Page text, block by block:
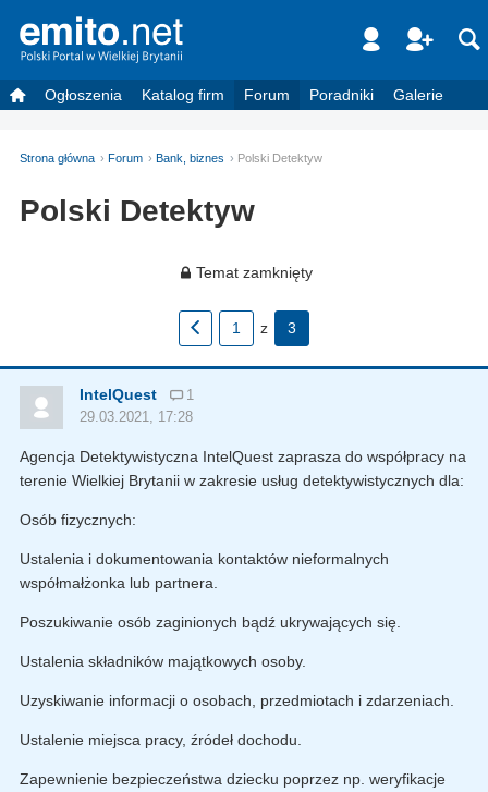
Ogłoszenia Katalog firm Forum Poradniki Galerie
Strona główna Forum Bank, biznes Polski Detektyw
Polski Detektyw
Temat zamknięty
1 z 3
IntelQuest
1
29.03.2021, 17:28
Agencja Detektywistyczna IntelQuest zaprasza do współpracy na
terenie Wielkiej Brytanii w zakresie usług detektywistycznych dla:
Osób fizycznych:
Ustalenia i dokumentowania kontaktów nieformalnych
współmałżonka lub partnera.
Poszukiwanie osób zaginionych bądź ukrywających się.
Ustalenia składników majątkowych osoby.
Uzyskiwanie informacji o osobach, przedmiotach i zdarzeniach.
Ustalenie miejsca pracy, źródeł dochodu.
Zapewnienie bezpieczeństwa dziecku poprzez np. weryfikacje